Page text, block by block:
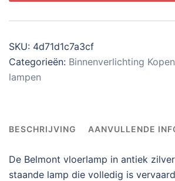
SKU: 4d71d1c7a3cf
Categorieën: Binnenverlichting
lampen
BESCHRIJVING AANVULLENDE
De Belmont vloerlamp in antiek
staande lamp die volledig is